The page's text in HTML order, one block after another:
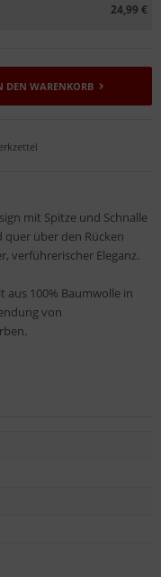
24,99 €
DEN WARENKORB
mit Spitze und Schnalle
quer über den Rücken
verführerischer Eleganz.
aus 100% Baumwolle in
von